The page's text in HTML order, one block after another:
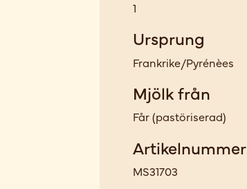
1
Ursprung
Frankrike/Pyrénèes
Mjölk från
Får(pastöriserad)
Artikelnummer
MS31703